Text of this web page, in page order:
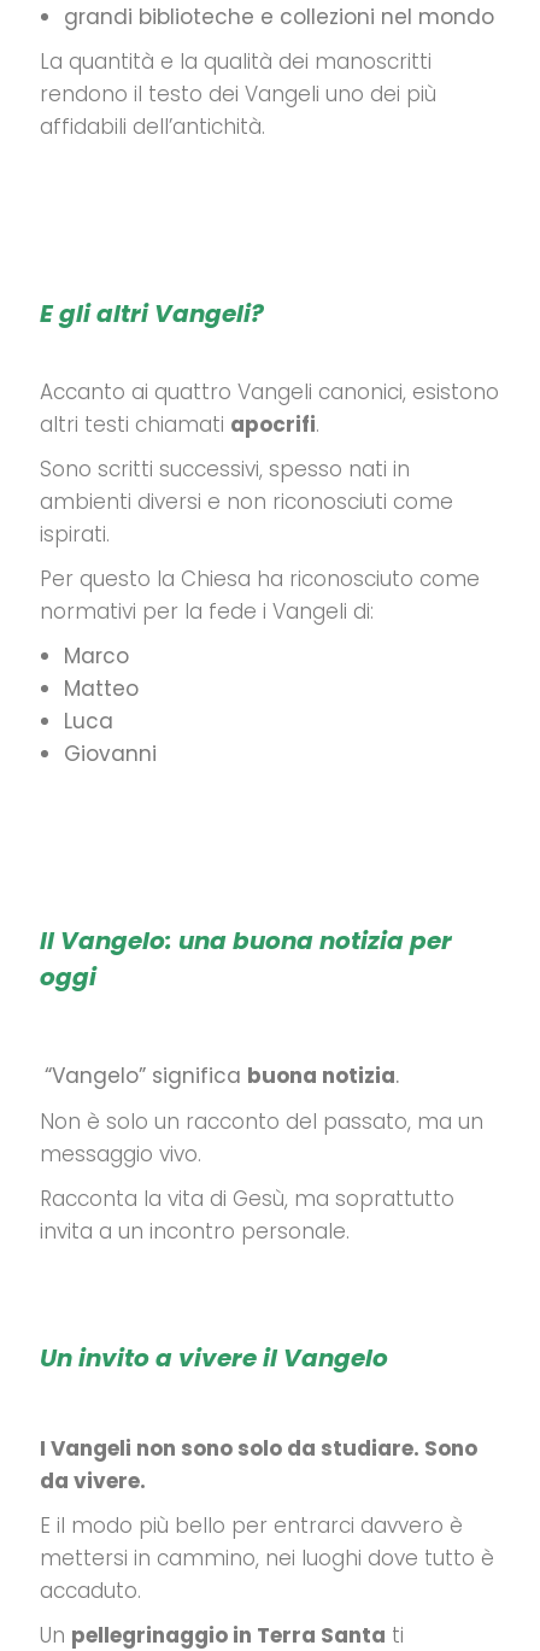
grandi biblioteche e collezioni nel mondo
La quantità e la qualità dei manoscritti
rendono il testo dei Vangeli uno dei più
affidabili dell’antichità.
E gli altri Vangeli?
Accanto ai quattro Vangeli canonici, esistono
altri testi chiamati apocrifi.
Sono scritti successivi, spesso nati in
ambienti diversi e non riconosciuti come
ispirati.
Per questo la Chiesa ha riconosciuto come
normativi per la fede i Vangeli di:
Marco
Matteo
Luca
Giovanni
Il Vangelo: una buona notizia per
oggi
“Vangelo” significa buona notizia.
Non è solo un racconto del passato, ma un
messaggio vivo.
Racconta la vita di Gesù, ma soprattutto
invita a un incontro personale.
Un invito a vivere il Vangelo
I Vangeli non sono solo da studiare. Sono
da vivere.
E il modo più bello per entrarci davvero è
mettersi in cammino, nei luoghi dove tutto è
accaduto.
Un pellegrinaggio in Terra Santa ti